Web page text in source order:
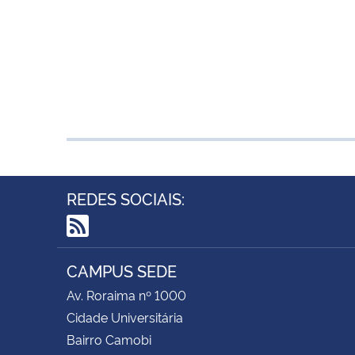
REDES SOCIAIS:
RSS
CAMPUS SEDE
Av. Roraima nº 1000
Cidade Universitária
Bairro Camobi